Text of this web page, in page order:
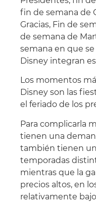
fin de semana de
Gracias, Fin de
de semana de
semana en que
Disney integran
Los momentos
Disney son las
el feriado de los
Para complicarla
tienen una
también tienen
temporadas
mientras que la
precios altos, en
relativamente